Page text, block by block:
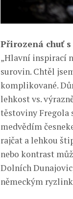
Přirozená chuť
„Hlavní inspirací
surovin. Chtěl
komplikované.
lehkost vs.
těstoviny Fregola
medvědím
rajčat a lehkou
nebo kontrast
Dolních
německým